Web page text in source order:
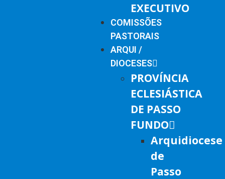
EXECUTIVO
COMISSÕES
PASTORAIS
ARQUI /
DIOCESES
PROVÍNCIA
ECLESIÁSTICA
DE PASSO
FUNDO
Arquidiocese
de
Passo